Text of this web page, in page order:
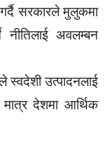
गर्दै सरकारले मुलुकमा
नीतिलाई अवलम्बन
स्वदेशी उत्पादनलाई
मात्र देशमा आर्थिक